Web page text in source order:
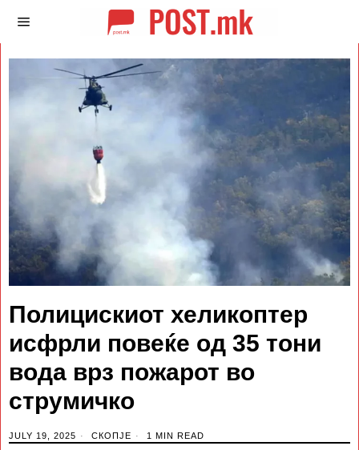
Полицискиот хеликоптер
исфрли повеќе од 35 тони
вода врз пожарот во
струмичко
JULY 19, 2025 СКОПЈЕ 1 MIN READ